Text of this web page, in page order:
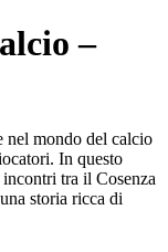
–
nel mondo del calcio
In questo
tra il Cosenza
storia ricca di